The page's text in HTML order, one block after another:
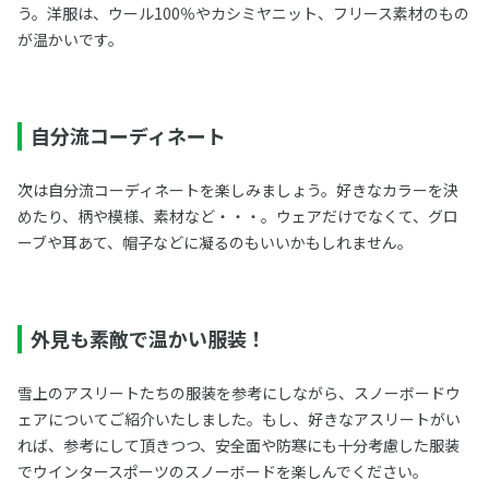
う。洋服は、ウール100％やカシミヤニット、フリース素材のもの
が温かいです。
自分流コーディネート
次は自分流コーディネートを楽しみましょう。好きなカラーを決
めたり、柄や模様、素材など・・・。ウェアだけでなくて、グロ
ーブや耳あて、帽子などに凝るのもいいかもしれません。
外見も素敵で温かい服装！
雪上のアスリートたちの服装を参考にしながら、スノーボードウ
ェアについてご紹介いたしました。もし、好きなアスリートがい
れば、参考にして頂きつつ、安全面や防寒にも十分考慮した服装
でウインタースポーツのスノーボードを楽しんでください。